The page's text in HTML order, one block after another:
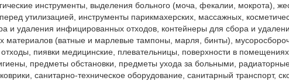
инструменты, выделения больного (моча, фекалии, мокрота),
утилизацией, инструменты парикмахерских, массажных,
и удаления инфицированных отходов, контейнеры для сбора и
материалов (ватные и марлевые тампоны, марля, бинты),
пиявки медицинские, плевательницы, поверхности в
предметы обстановки, предметы ухода за больными, радиаторные
санитарно-техническое оборудование, санитарный транспорт,